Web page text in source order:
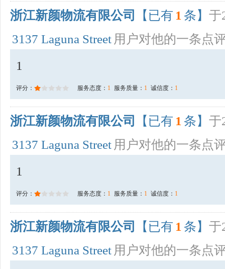
浙江新颜物流有限公司 【已有 1 条】 于
3137 Laguna Street 用户对他的一条点
1
评分： 服务态度： 1 服务质量： 1 诚信度： 1
浙江新颜物流有限公司 【已有 1 条】 于
3137 Laguna Street 用户对他的一条点
1
评分： 服务态度： 1 服务质量： 1 诚信度： 1
浙江新颜物流有限公司 【已有 1 条】 于
3137 Laguna Street 用户对他的一条点